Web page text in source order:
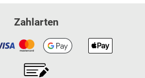
Zahlarten